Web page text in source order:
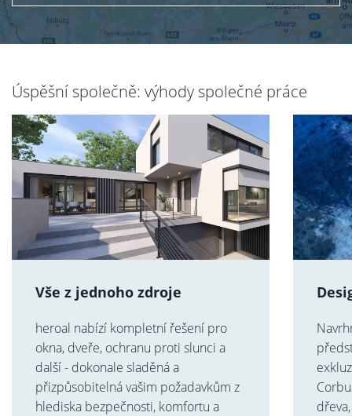
Úspěšní společně: výhody společné práce
Vše z jednoho zdroje
heroal nabízí kompletní řešení pro
okna, dveře, ochranu proti slunci a
další - dokonale sladěná a
přizpůsobitelná vašim požadavkům z
hlediska bezpečnosti, komfortu a